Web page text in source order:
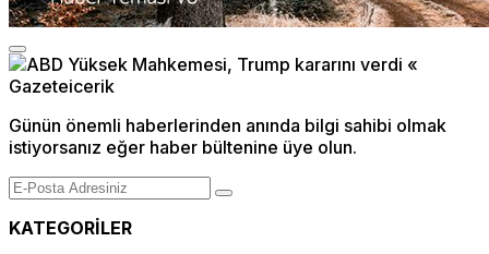
Günün önemli haberlerinden anında bilgi sahibi olmak
istiyorsanız eğer haber bültenine üye olun.
KATEGORİLER